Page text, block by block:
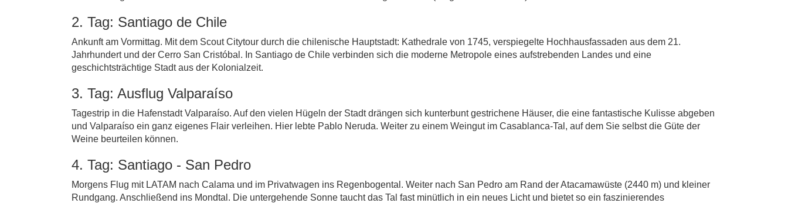
2. Tag: Santiago de Chile
Ankunft am Vormittag. Mit dem Scout Citytour durch die chilenische Hauptstadt: Kathedrale von 1745, verspiegelte Hochhausfassaden aus dem 21.
Jahrhundert und der Cerro San Cristóbal. In Santiago de Chile verbinden sich die moderne Metropole eines aufstrebenden Landes und eine
geschichtsträchtige Stadt aus der Kolonialzeit.
3. Tag: Ausflug Valparaíso
Tagestrip in die Hafenstadt Valparaíso. Auf den vielen Hügeln der Stadt drängen sich kunterbunt gestrichene Häuser, die eine fantastische Kulisse abgeben
und Valparaíso ein ganz eigenes Flair verleihen. Hier lebte Pablo Neruda. Weiter zu einem Weingut im Casablanca-Tal, auf dem Sie selbst die Güte der
Weine beurteilen können.
4. Tag: Santiago - San Pedro
Morgens Flug mit LATAM nach Calama und im Privatwagen ins Regenbogental. Weiter nach San Pedro am Rand der Atacamawüste (2440 m) und kleiner
Rundgang. Anschließend ins Mondtal. Die untergehende Sonne taucht das Tal fast minütlich in ein neues Licht und bietet so ein faszinierendes